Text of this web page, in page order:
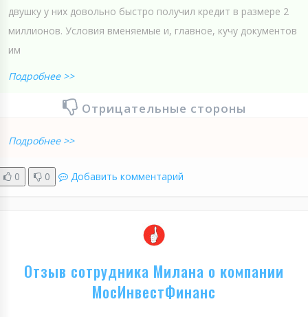
двушку у них довольно быстро получил кредит в размере 2
миллионов. Условия вменяемые и, главное, кучу документов
им
Подробнее >>
Отрицательные стороны
Подробнее >>
0 0 Добавить комментарий
Отзыв сотрудника Милана о компании
МосИнвестФинанс